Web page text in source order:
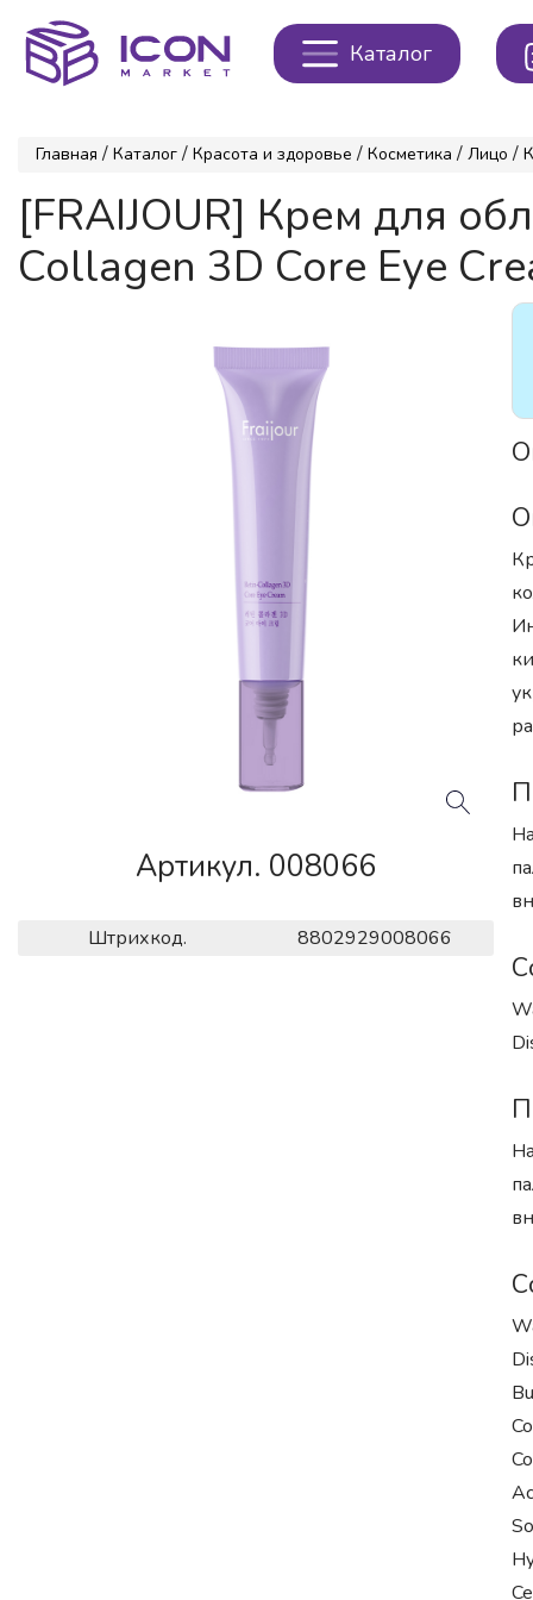
Каталог
Главная / Каталог / Красота и здоровье / Косметика / Лицо /
[FRAIJOUR] Крем для
Collagen 3D Core Eye
Артикул. 008066
Штрихкод. 8802929008066